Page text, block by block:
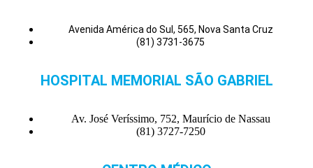
Avenida América do Sul, 565, Nova Santa Cruz
(81) 3731-3675
HOSPITAL MEMORIAL SÃO GABRIEL
Av. José Veríssimo, 752, Maurício de Nassau
(81) 3727-7250